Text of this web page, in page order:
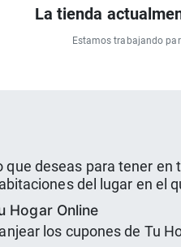
La tienda
Estamos trabajando
deseas para tener
del lugar en el
Hogar Online
los cupones de Tu